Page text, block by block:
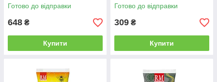
Готово до відправки
648 ₴
Купити
Готово до відправки
309 ₴
Купити